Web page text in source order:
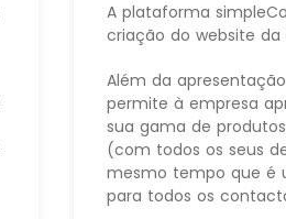
A plataforma
criação do website da
Além da
permite à empresa
sua gama de
(com todos os seus
mesmo tempo que é
para todos os